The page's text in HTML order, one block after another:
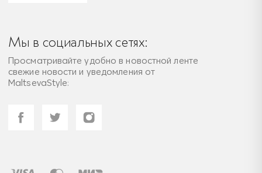
Мы в социальных сетях:
Просматривайте удобно в новостной ленте
свежие новости и уведомления от
MaltsevaStyle: